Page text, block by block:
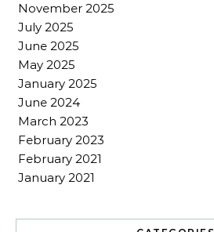
November 2025
July 2025
June 2025
May 2025
January 2025
June 2024
March 2023
February 2023
February 2021
January 2021